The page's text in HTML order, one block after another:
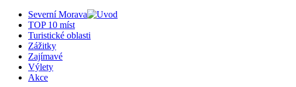
Severní Morava
TOP 10 míst
Turistické oblasti
Zážitky
Zajímavé
Výlety
Akce